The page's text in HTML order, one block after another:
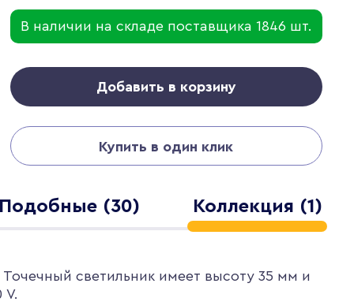
В наличии на складе поставщика 1846 шт.
Добавить в корзину
Купить в один клик
(30) Коллекция (1)
светильник имеет высоту 35 мм и